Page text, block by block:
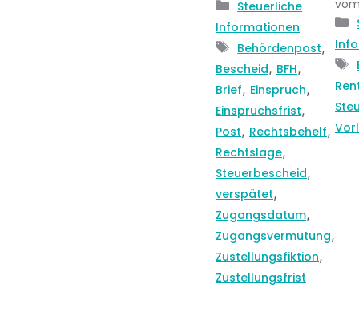
Kategorien
Steuerliche
Informationen
Schlagwörter
Behördenpost,
Bescheid, BFH,
Brief, Einspruch,
Einspruchsfrist,
Post, Rechtsbehelf,
Rechtslage,
Steuerbescheid,
verspätet,
Zugangsdatum,
Zugangsvermutung,
Zustellungsfiktion,
Zustellungsfrist